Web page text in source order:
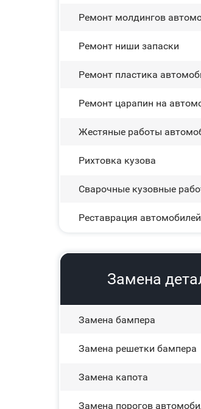
Ремонт молдингов
Ремонт ниши запаски
Ремонт пластика
Ремонт царапин на
Жестяные работы
Рихтовка кузова
Сварочные кузовные
Реставрация автомобилей
Замена
Замена бампера
Замена решетки бампера
Замена капота
Замена порогов